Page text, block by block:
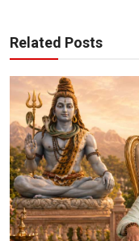
Related Posts